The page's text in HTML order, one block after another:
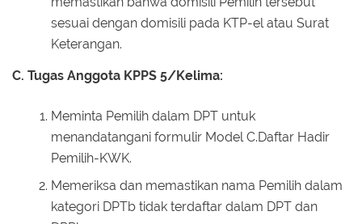
sesuai dengan domisili pada KTP-el atau Surat
Keterangan.
C. Tugas Anggota KPPS 5/Kelima:
Meminta Pemilih dalam DPT untuk
menandatangani formulir Model C.Daftar Hadir
Pemilih-KWK.
Memeriksa dan memastikan nama Pemilih dalam
kategori DPTb tidak terdaftar dalam DPT dan